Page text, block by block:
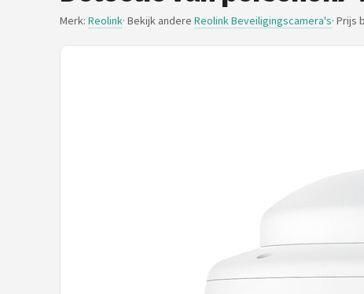
BlogMerk: Reolink· Bekijk andere Reolink Beveiligingscamera's· Prijs